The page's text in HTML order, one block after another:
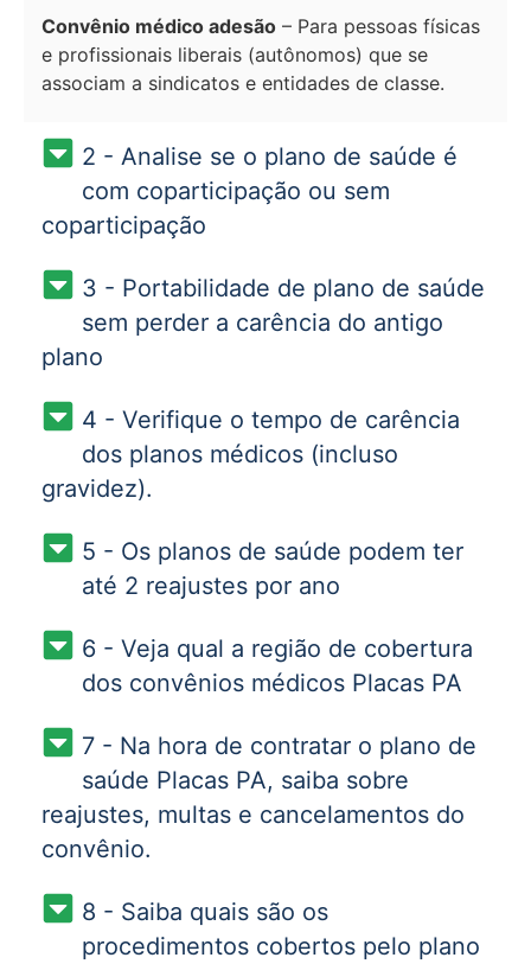
Convênio médico adesão – Para pessoas físicas
e profissionais liberais (autônomos) que se
associam a sindicatos e entidades de classe.
2 - Analise se o plano de saúde é
com coparticipação ou sem
coparticipação
3 - Portabilidade de plano de saúde
sem perder a carência do antigo
plano
4 - Verifique o tempo de carência
dos planos médicos (incluso
gravidez).
5 - Os planos de saúde podem ter
até 2 reajustes por ano
6 - Veja qual a região de cobertura
dos convênios médicos Placas PA
7 - Na hora de contratar o plano de
saúde Placas PA, saiba sobre
reajustes, multas e cancelamentos do
convênio.
8 - Saiba quais são os
procedimentos cobertos pelo plano